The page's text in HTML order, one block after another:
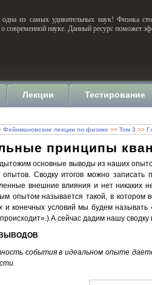
из самых удивительных наук! Физика
о современной науке. Данный ресурс поможет
Лекции Тестирование
Фейнмановские лекции по физике >> Том 3 >>
принципы
основные выводы из наших
Сводку итогов можно записать
внешние влияния и нет никаких
опытом называется такой, в котором
и конечных условий мы будем
А сейчас дадим нашу сводку
события в идеальном опыте